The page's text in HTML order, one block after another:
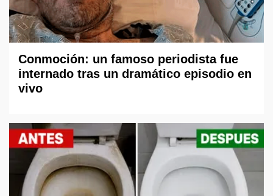
Conmoción: un famoso periodista fue
internado tras un dramático episodio en
vivo